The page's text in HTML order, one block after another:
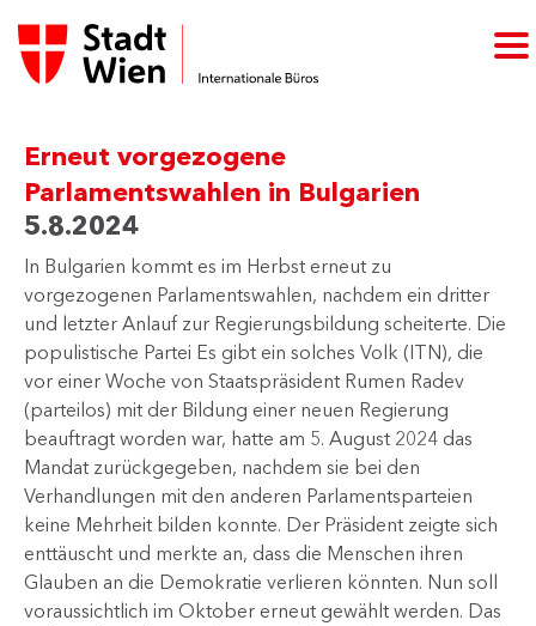
Erneut vorgezogene
Parlamentswahlen in Bulgarien
5.8.2024
In Bulgarien kommt es im Herbst erneut zu
vorgezogenen Parlamentswahlen, nachdem ein dritter
und letzter Anlauf zur Regierungsbildung scheiterte. Die
populistische Partei Es gibt ein solches Volk (ITN), die
vor einer Woche von Staatspräsident Rumen Radev
(parteilos) mit der Bildung einer neuen Regierung
beauftragt worden war, hatte am 5. August 2024 das
Mandat zurückgegeben, nachdem sie bei den
Verhandlungen mit den anderen Parlamentsparteien
keine Mehrheit bilden konnte. Der Präsident zeigte sich
enttäuscht und merkte an, dass die Menschen ihren
Glauben an die Demokratie verlieren könnten. Nun soll
voraussichtlich im Oktober erneut gewählt werden. Das